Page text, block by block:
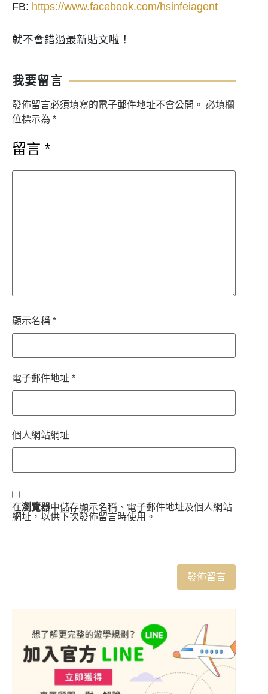
FB: https://www.facebook.com/hsinfeiagent
就不會錯過最新貼文啦！
我要留言
發佈留言必須填寫的電子郵件地址不會公開。 必填欄
位標示為 *
留言 *
顯示名稱 *
電子郵件地址 *
個人網站網址
在瀏覽器中儲存顯示名稱、電子郵件地址及個人網站
網址，以供下次發佈留言時使用。